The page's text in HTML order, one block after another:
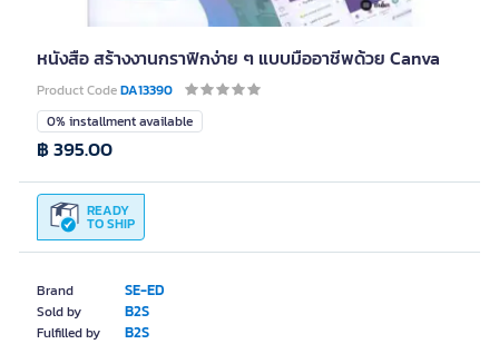
หนังสือ สร้างงานกราฟิกง่าย ๆ แบบมืออาชีพด้วย Canva
Product CodeDA13390
Brand SE-ED
Sold by B2S
Fulfilled by B2S
0% installment available
READY
TO SHIP
฿ 395.00